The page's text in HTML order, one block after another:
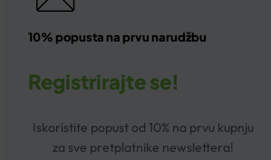
10% popusta na prvu narudžbu
Registrirajte se!
Iskoristite popust od 10% na prvu kupnju
za sve pretplatnike newslettera!